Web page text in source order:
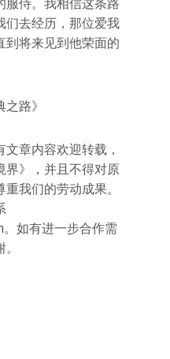
服侍。我相信这条路
们去经历，那位爱我
到将来见到他荣面的
路》
文章内容欢迎转载，
界》，并且不得对原
我们的劳动成果。
。如有进一步合作需